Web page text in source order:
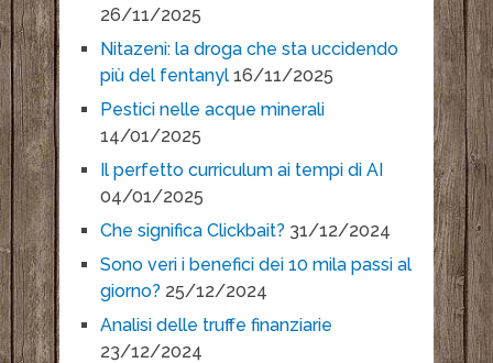
26/11/2025
Nitazeni: la droga che sta uccidendo
più del fentanyl 16/11/2025
Pestici nelle acque minerali
14/01/2025
Il perfetto curriculum ai tempi di AI
04/01/2025
Che significa Clickbait? 31/12/2024
Sono veri i benefici dei 10 mila passi al
giorno? 25/12/2024
Analisi delle truffe finanziarie
23/12/2024